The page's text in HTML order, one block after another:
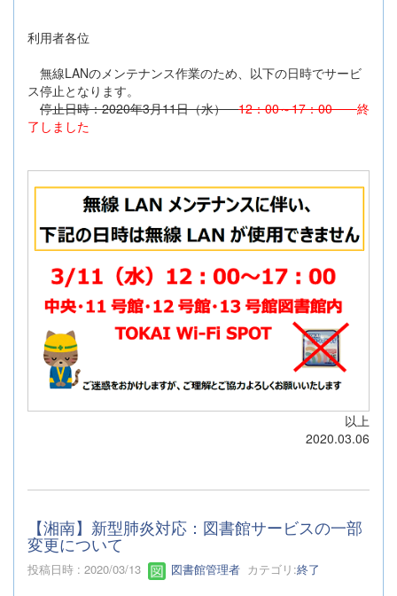
利用者各位
無線LANのメンテナンス作業のため、以下の日時でサービ
ス停止となります。
停止日時：2020年3月11日（水）12：00～17：00終
了しました
以上
2020.03.06
【湘南】新型肺炎対応：図書館サービスの一部
変更について
投稿日時 : 2020/03/13 図書館管理者 カテゴリ:終了